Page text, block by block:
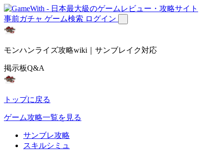
事前ガチャ ゲーム検索 ログイン
モンハンライズ攻略wiki｜サンブレイク対応
掲示板Q&A
トップに戻る
ゲーム攻略一覧を見る
サンブレ攻略
スキルシミュ